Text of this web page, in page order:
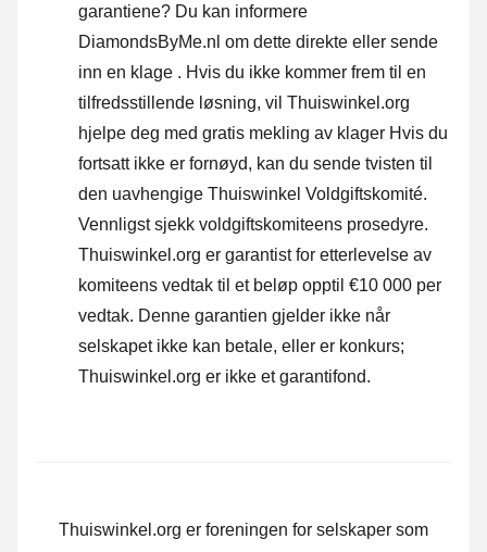
garantiene? Du kan informere
DiamondsByMe.nl om dette direkte eller sende
inn en klage . Hvis du ikke kommer frem til en
tilfredsstillende løsning, vil Thuiswinkel.org
hjelpe deg med gratis mekling av klager Hvis du
fortsatt ikke er fornøyd, kan du sende tvisten til
den uavhengige Thuiswinkel Voldgiftskomité.
Vennligst sjekk voldgiftskomiteens prosedyre.
Thuiswinkel.org er garantist for etterlevelse av
komiteens vedtak til et beløp opptil €10 000 per
vedtak. Denne garantien gjelder ikke når
selskapet ikke kan betale, eller er konkurs;
Thuiswinkel.org er ikke et garantifond.
Thuiswinkel.org er foreningen for selskaper som